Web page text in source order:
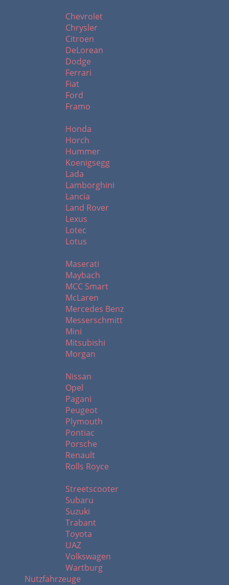
Chevrolet
Chrysler
Citroen
DeLorean
Dodge
Ferrari
Fiat
Ford
Framo
Honda
Horch
Hummer
Koenigsegg
Lada
Lamborghini
Lancia
Land Rover
Lexus
Lotec
Lotus
Maserati
Maybach
MCC Smart
McLaren
Mercedes Benz
Messerschmitt
Mini
Mitsubishi
Morgan
Nissan
Opel
Pagani
Peugeot
Plymouth
Pontiac
Porsche
Renault
Rolls Royce
Streetscooter
Subaru
Suzuki
Trabant
Toyota
UAZ
Volkswagen
Wartburg
Nutzfahrzeuge